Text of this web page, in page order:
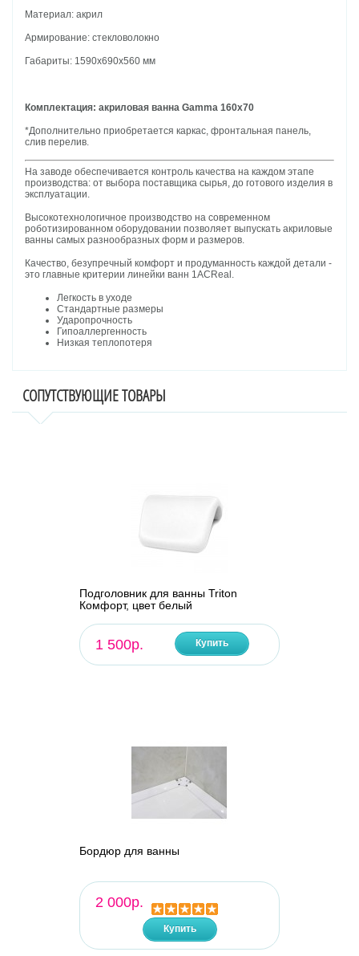
Материал: акрил
Армирование: стекловолокно
Габариты: 1590х690х560 мм
Комплектация: акриловая ванна Gamma 160х70
*Дополнительно приобретается каркас, фронтальная панель,
слив перелив.
На заводе обеспечивается контроль качества на каждом этапе
производства: от выбора поставщика сырья, до готового изделия в
эксплуатации.
Высокотехнологичное производство на современном
роботизированном оборудовании позволяет выпускать акриловые
ванны самых разнообразных форм и размеров.
Качество, безупречный комфорт и продуманность каждой детали -
это главные критерии линейки ванн 1ACReal.
Легкость в уходе
Стандартные размеры
Ударопрочность
Гипоаллергенность
Низкая теплопотеря
СОПУТСТВУЮЩИЕ ТОВАРЫ
Подголовник для ванны Triton
Комфорт, цвет белый
1 500р. Купить
Бордюр для ванны
2 000р.
Купить